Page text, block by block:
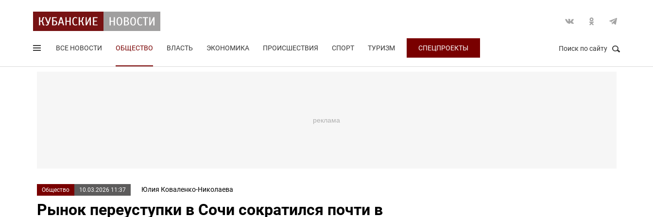
ВСЕ НОВОСТИ ОБЩЕСТВО ВЛАСТЬ ЭКОНОМИКА ПРОИСШЕСТВИЯ СПОРТ ТУРИЗМ СПЕЦПРОЕКТЫ Поиск по сайту
Общество 10.03.2026 11:37 Юлия Коваленко-Николаева
Рынок переуступки в Сочи сократился почти в